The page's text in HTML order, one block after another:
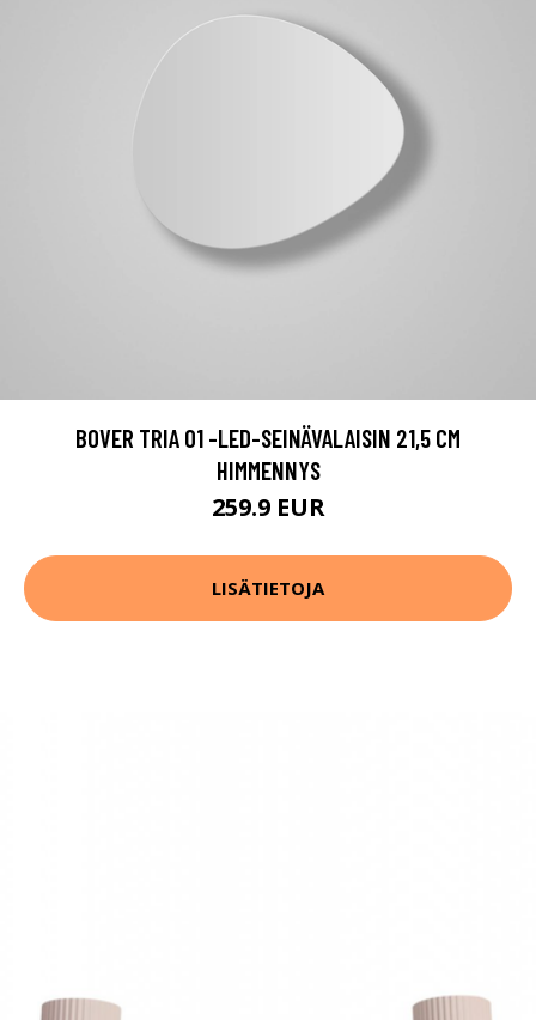
BOVER TRIA 01 -LED-SEINÄVALAISIN 21,5 CM
HIMMENNYS
259.9 EUR
LISÄTIETOJA